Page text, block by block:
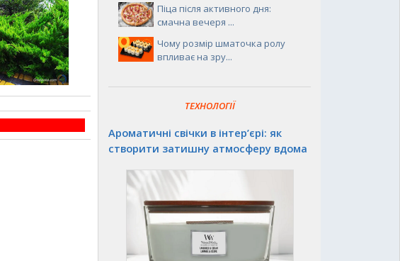
Піца після активного дня:
смачна вечеря ...
Чому розмір шматочка ролу
впливає на зру...
ТЕХНОЛОГІЇ
Ароматичні свічки в інтер’єрі: як
створити затишну атмосферу вдома